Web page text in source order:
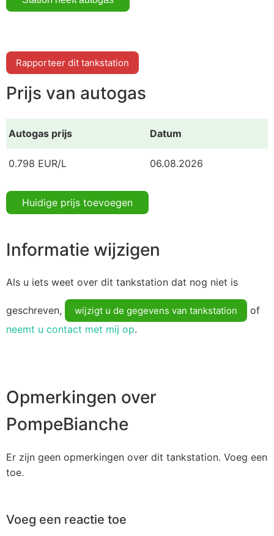
Rapporteer dit tankstation
Prijs van autogas
Autogas prijs Datum
0.798 EUR/L 06.08.2026
Huidige prijs toevoegen
Informatie wijzigen
Als u iets weet over dit tankstation dat nog niet is
geschreven, wijzigt u de gegevens van tankstation
of
neemt u contact met mij op.
Opmerkingen over
PompeBianche
Er zijn geen opmerkingen over dit tankstation. Voeg een
toe.
Voeg een reactie toe